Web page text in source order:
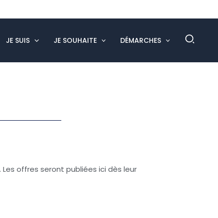
JE SUIS JE SOUHAITE DÉMARCHES
offres seront publiées ici dès leur